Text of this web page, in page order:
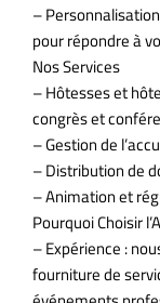
–
pour répondre à
Nos Services
– Hôtesses et
congrès et
– Gestion de
– Distribution de
– Animation et
Pourquoi Choisir
– Expérience :
fourniture de